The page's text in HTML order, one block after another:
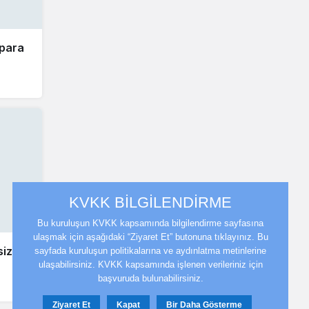
KVKK BİLGİLENDİRME
Bu kuruluşun KVKK kapsamında bilgilendirme sayfasına
ulaşmak için aşağıdaki “Ziyaret Et” butonuna tıklayınız. Bu
sayfada kuruluşun politikalarına ve aydınlatma metinlerine
ulaşabilirsiniz. KVKK kapsamında işlenen verileriniz için
başvuruda bulunabilirsiniz.
Ziyaret Et Kapat Bir Daha Gösterme